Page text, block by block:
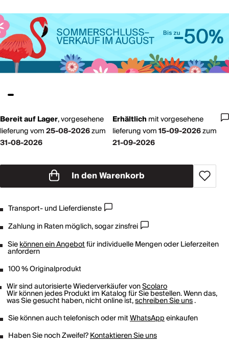
Bereit auf Lager,vorgesehene
lieferung vom25-08-2026zum
31-08-2026
Erhältlich mitvorgesehene
lieferung vom15-09-2026zum
21-09-2026
In den Warenkorb
Transport- und Lieferdienste
Zahlung in Raten möglich, sogar zinsfrei
Siekönnen ein Angebotfür individuelle Mengen oder Lieferzeiten
anfordern
100 % Originalprodukt
Wir sind autorisierte Wiederverkäufer vonScolaro
Wir können jedes Produkt im Katalog für Sie bestellen. Wenn das,
was Sie gesucht haben, nicht online ist,schreiben Sie uns.
Sie können auch telefonisch oder mitWhatsAppeinkaufen
Haben Sie noch Zweifel?Kontaktieren Sie uns